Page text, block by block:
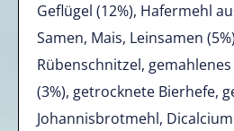
Geflügel (12%), Hafermehl
Samen, Mais, Leinsamen
Rübenschnitzel,
(3%), getrocknete Bierhefe,
Johannisbrotmehl,